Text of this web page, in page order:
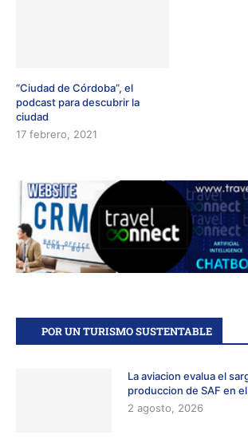
“Ciudad de Córdoba”, el
podcast para descubrir la
ciudad
17 febrero, 2021
POR UN TURISMO SUSTENTABLE
La aviacion evalua el
produccion de SAF en
2 agosto, 2026